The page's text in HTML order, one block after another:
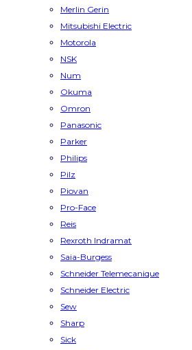
Merlin Gerin
Mitsubishi Electric
Motorola
NSK
Num
Okuma
Omron
Panasonic
Parker
Philips
Pilz
Piovan
Pro-Face
Reis
Rexroth Indramat
Saia-Burgess
Schneider Telemecanique
Schneider Electric
Sew
Sharp
Sick